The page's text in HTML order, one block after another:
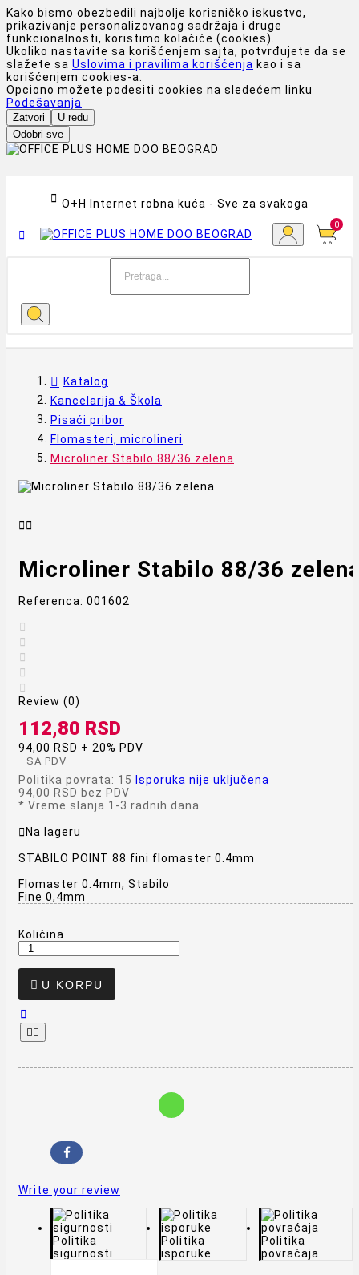
Kako bismo obezbedili najbolje korisničko iskustvo,
prikazivanje personalizovanog sadržaja i druge
funkcionalnosti, koristimo kolačiće (cookies).
Ukoliko nastavite sa korišćenjem sajta, potvrđujete da se
slažete sa Uslovima i pravilima korišćenja kao i sa
korišćenjem cookies-a.
Opciono možete podesiti cookies na sledećem linku
Podešavanja
Zatvori
U redu
Odobri sve
 O+H Internet robna kuća - Sve za svakoga

0
Katalog
Kancelarija & Škola
Pisaći pribor
Flomasteri, microlineri
Microliner Stabilo 88/36 zelena

Microliner Stabilo 88/36
Referenca: 001602





Review (0)
112,80 RSD
94,00 RSD + 20% PDV
SA PDV
Politika povrata: 15
Isporuka nije uključena
94,00 RSD bez PDV
* Vreme slanja 1-3 radnih dana
 Na lageru
STABILO POINT 88 fini flomaster 0.4mm
Flomaster 0.4mm, Stabilo
Fine 0,4mm
Količina
 U KORPU

 
Write your review
Politika
sigurnosti
Politika
isporuke
Politika
povraćaja